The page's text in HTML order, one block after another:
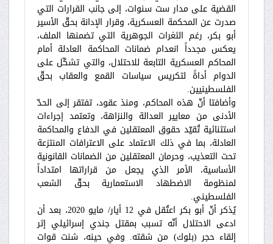
القضية على مدار ست سنوات، إلى جانب القرارات التي
صدرت عن المحكمة العسكرية، وقرار الإدانة بحقّ الأسير
أبو بكر، رغم الثغرات الجوهرية التي تضمنها الملف،
يعكس مجدداً انعدام ضمانات المحاكمة العادلة أمام
المحاكم العسكرية التابعة للاحتلال، والتي تشكّل على
الدوام أداةً لتكريس سياسات القمع والعقاب بحقّ
الفلسطينيين.
وأضافتا أنّ هذه المحاكم، ومنذ عقود، تفتقر إلى الحدّ
الأدنى من معايير العدالة والنزاهة، وتعتمد إجراءات
استثنائية تُقيّد حقوق المعتقلين في الدفاع والمحاكمة
العادلة، بما في ذلك الاعتماد على الاعترافات المنتزعة
تحت التعذيب، وحرمان المعتقلين من الضمانات القانونية
الأساسية، الأمر الذي يجعل من قراراتها امتداداً
لمنظومة الاضطهاد الاستعمارية بحقّ الشعب
الفلسطيني.
يُذكر أنّ أبو بكر اعتُقل في 12 أيار/ مايو 2020، بعد أن
ادعى الاحتلال أنّه تسبب بمقتل جندي إسرائيلي إثر
إلقاء حجر (بلوك) من شقته. وفي حينه، شنت قوات